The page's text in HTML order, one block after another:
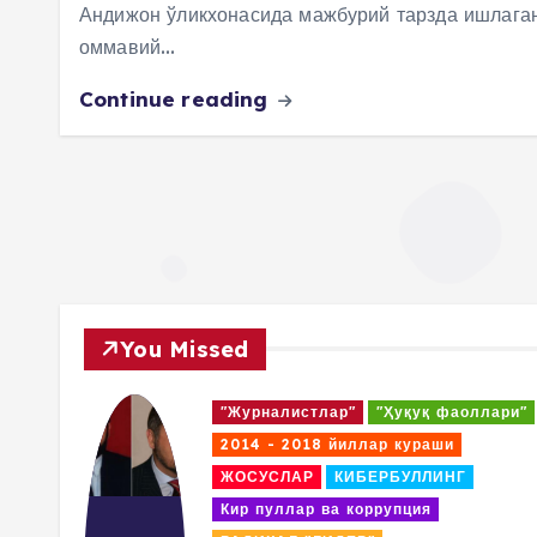
Андижон ўликхонасида мажбурий тарзда
оммавий…
Continue reading
You Missed
"Журналистлар"
"Ҳуқуқ фаоллари"
2014 - 2018 йиллар кураши
ЖОСУСЛАР
КИБЕРБУЛЛИНГ
Кир пуллар ва коррупция